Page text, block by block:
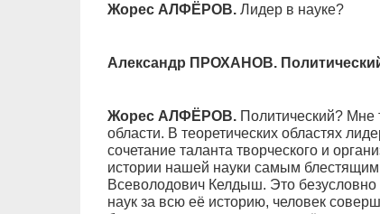
Жорес АЛФЁРОВ.Лидер в науке?
Александр ПРОХАНОВ.
Жорес АЛФЁРОВ.Политический? Мне
области. В теоретических областях
сочетание таланта творческого и
истории нашей науки самым
Всеволодович Келдыш. Это
наук за всю её историю, человек